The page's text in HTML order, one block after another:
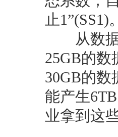
止1”(SS1)
从数据
25GB的数
30GB的
能产生
业拿到这